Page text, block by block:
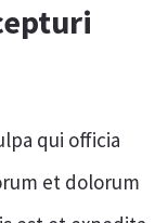
qui officia
et dolorum